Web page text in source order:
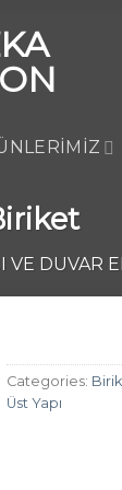
VE DUVAR
Categories:
Üst Yapı